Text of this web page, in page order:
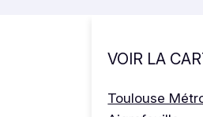
VOIR LA
Toulouse